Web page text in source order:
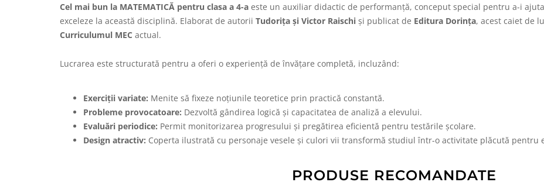
Cel mai bun la MATEMATICĂ pentru clasa a 4-a este un auxiliar didactic de performanță, conceput special pentru a-i
exceleze la această disciplină. Elaborat de autorii Tudorița și Victor Raischi și publicat de Editura Dorința, acest caiet de
Curriculumul MEC actual.
Lucrarea este structurată pentru a oferi o experiență de învățare completă, incluzând:
Exerciții variate: Menite să fixeze noțiunile teoretice prin practică constantă.
Probleme provocatoare: Dezvoltă gândirea logică și capacitatea de analiză a elevului.
Evaluări periodice: Permit monitorizarea progresului și pregătirea eficientă pentru testările școlare.
Design atractiv: Coperta ilustrată cu personaje vesele și culori vii transformă studiul într-o activitate plăcută pentru
PRODUSE RECOMANDATE